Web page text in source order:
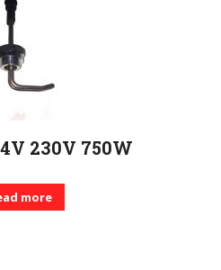
230V 750W
more